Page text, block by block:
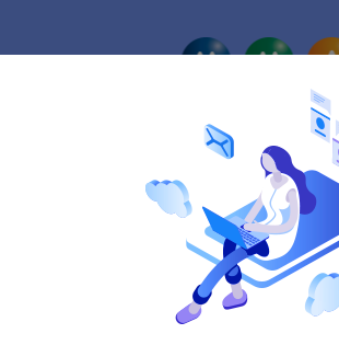
La route
de la